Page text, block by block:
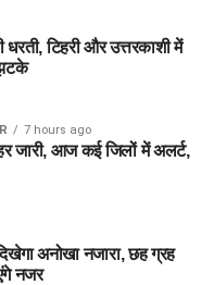
टिहरी और उत्तरकाशी में
7 hours ago
जारी, आज कई जिलों में अलर्ट,
अनोखा नजारा, छह ग्रह
नजर